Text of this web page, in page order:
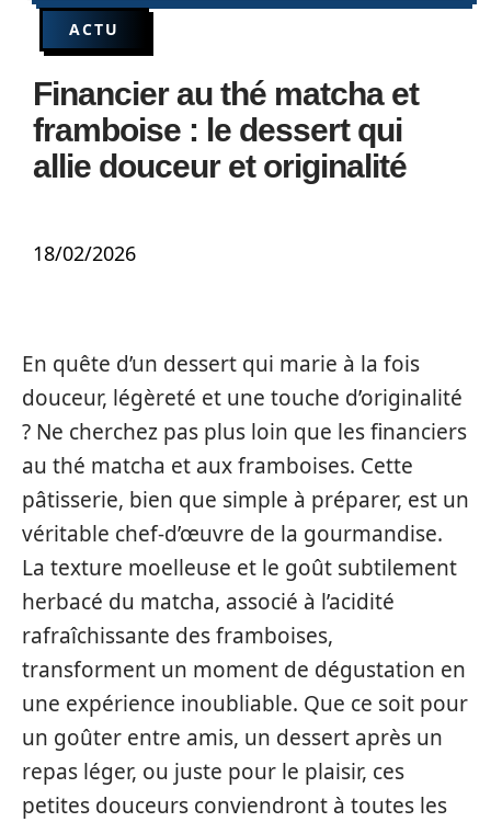
ACTU
Financier au thé matcha et
framboise : le dessert qui
allie douceur et originalité
18/02/2026
En quête d’un dessert qui marie à la fois
douceur, légèreté et une touche d’originalité
? Ne cherchez pas plus loin que les financiers
au thé matcha et aux framboises. Cette
pâtisserie, bien que simple à préparer, est un
véritable chef-d’œuvre de la gourmandise.
La texture moelleuse et le goût subtilement
herbacé du matcha, associé à l’acidité
rafraîchissante des framboises,
transforment un moment de dégustation en
une expérience inoubliable. Que ce soit pour
un goûter entre amis, un dessert après un
repas léger, ou juste pour le plaisir, ces
petites douceurs conviendront à toutes les